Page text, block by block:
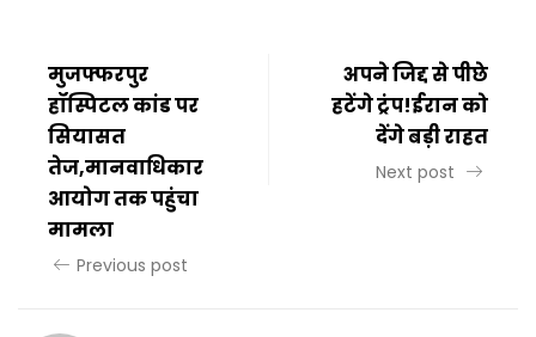
मुजफ्फरपुर
हॉस्पिटल कांड पर
सियासत
तेज,मानवाधिकार
आयोग तक पहुंचा
मामला
Previous post
अपने जिद्द से पीछे
हटेंगे ट्रंप!ईरान को
देंगे बड़ी राहत
Next post